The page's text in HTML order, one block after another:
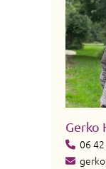
Gerko
06